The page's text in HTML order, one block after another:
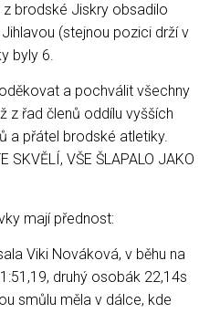
brodské Jiskry obsadilo
(stejnou pozici drží v
byly 6.
a pochválit všechny
z řad členů oddílu vyšších
a přátel brodské atletiky.
SKVĚLÍ, VŠE ŠLAPALO JAKO
mají přednost:
Viki Nováková, v běhu na
druhý osobák 22,14s
smůlu měla v dálce, kde